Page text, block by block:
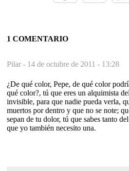
1 COMENTARIO
Pilar - 14 de octubre de 2011 - 13:28
¿De qué color, Pepe, de qué color
qué color?, tú que eres un alquimista
invisible, para que nadie pueda verla,
muertos por dentro y que no se note;
sepan de tu dolor, tú que sabes tanto
que yo también necesito una.